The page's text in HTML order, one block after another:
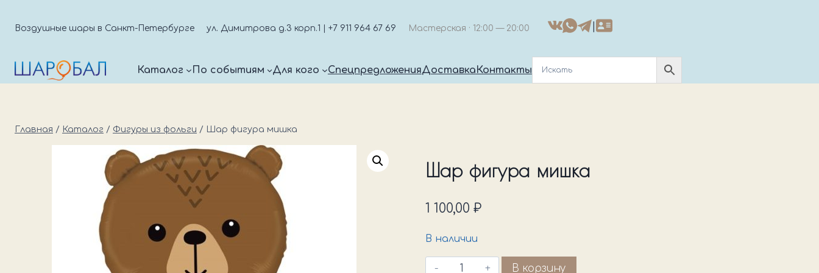
Воздушные шары в Санкт-Петербурге ул. Димитрова д.3 корп.1 | +7 911 964 67 69 Мастерская · 12:00 — 20:00
Каталог По событиям Для кого СпецпредложенияДоставка Контакты
Главная / Каталог / Фигуры из фольги / Шар фигура мишка
Шар фигура мишка
1 100,00 ₽
В наличии
КоличествоВ корзину